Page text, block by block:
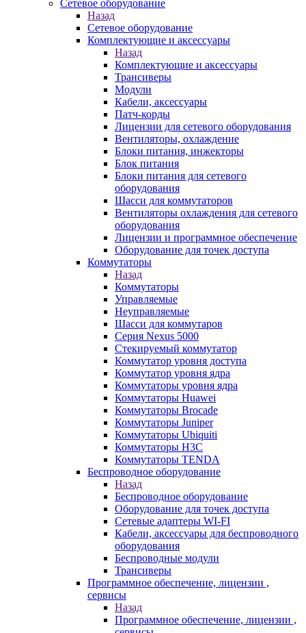
Сетевое оборудование
Назад
Сетевое оборудование
Комплектующие и аксессуары
Назад
Комплектующие и аксессуары
Трансиверы
Модули
Кабели, аксессуары
Патч-корды
Лицензии для сетевого оборудования
Вентиляторы, охлаждение
Блоки питания, инжекторы
Блок питания
Блоки питания для сетевого
оборудования
Шасси для коммутаторов
Вентиляторы охлаждения для сетевого
оборудования
Лицензии и программное обеспечение
Оборудование для точек доступа
Коммутаторы
Назад
Коммутаторы
Управляемые
Неуправляемые
Шасси для коммутаров
Серия Nexus 5000
Стекируемый коммутатор
Коммутатор уровня доступа
Коммутатор уровня ядра
Коммутаторы уровня ядра
Коммутаторы Huawei
Коммутаторы Brocade
Коммутаторы Juniper
Коммутаторы Ubiquiti
Коммутаторы H3C
Коммутаторы TENDA
Беспроводное оборудование
Назад
Беспроводное оборудование
Оборудование для точек доступа
Сетевые адаптеры WI-FI
Кабели, аксессуары для беспроводного
оборудования
Беспроводные модули
Трансиверы
Программное обеспечение, лицензии ,
сервисы
Назад
Программное обеспечение, лицензии ,